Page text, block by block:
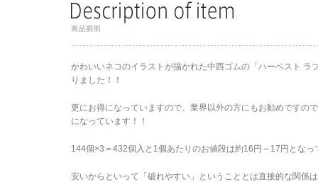
かわいいネコのイラストが描かれた中西ゴムの「ハーベスト
りました！！
更にお得になっていますので、業界以外の方にもお勧めですの
になっています！！
144個×3＝432個入と1個あたりのお値段は約16円～17円とな
安いからといって「破れやすい」ということとは直接的な関